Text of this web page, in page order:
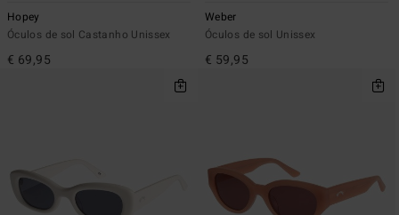
Hopey
Óculos de sol Castanho Unissex
€ 69,95
Weber
Óculos de sol Unissex
€ 59,95